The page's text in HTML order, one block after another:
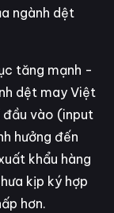
ngành dệt
tăng mạnh -
dệt may Việt
đầu vào (input
hưởng đến
khẩu hàng
kịp ký hợp
hơn.